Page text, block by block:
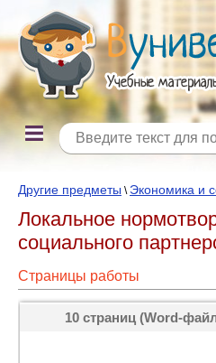
Другие предметы \ Экономика и
Локальное
социального
Страницы работы
10 страниц (Word-